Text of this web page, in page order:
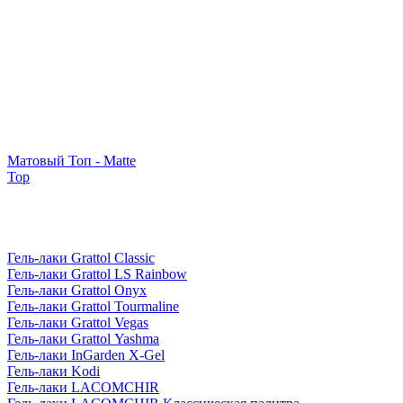
Матовый Топ - Matte
Top
Гель-лаки Grattol Classic
Гель-лаки Grattol LS Rainbow
Гель-лаки Grattol Onyx
Гель-лаки Grattol Tourmaline
Гель-лаки Grattol Vegas
Гель-лаки Grattol Yashma
Гель-лаки InGarden X-Gel
Гель-лаки Kodi
Гель-лаки LACOMCHIR